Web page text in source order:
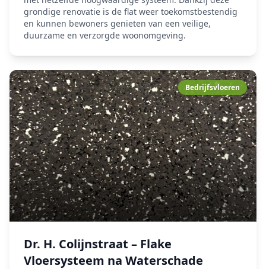
grondige renovatie is de flat weer toekomstbestendig
en kunnen bewoners genieten van een veilige,
duurzame en verzorgde woonomgeving.
Bedrijfsvloeren
Dr. H. Colijnstraat – Flake
Vloersysteem na Waterschade